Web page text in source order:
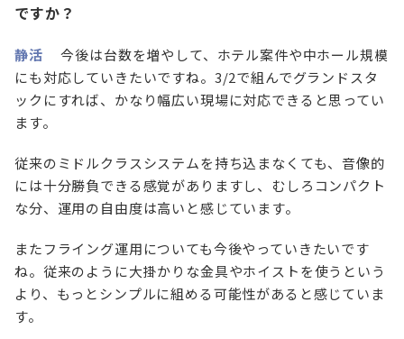
ですか？
静活
今後は台数を増やして、ホテル案件や中ホール規模
にも対応していきたいですね。3/2で組んでグランドスタ
ックにすれば、かなり幅広い現場に対応できると思ってい
ます。
従来のミドルクラスシステムを持ち込まなくても、音像的
には十分勝負できる感覚がありますし、むしろコンパクト
な分、運用の自由度は高いと感じています。
またフライング運用についても今後やっていきたいです
ね。従来のように大掛かりな金具やホイストを使うという
より、もっとシンプルに組める可能性があると感じていま
す。